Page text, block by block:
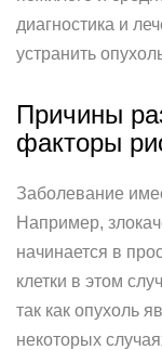
диагностика и
устранить
Причины
факторы
Заболевание
Например,
начинается в
клетки в этом
так как опухоль
некоторых